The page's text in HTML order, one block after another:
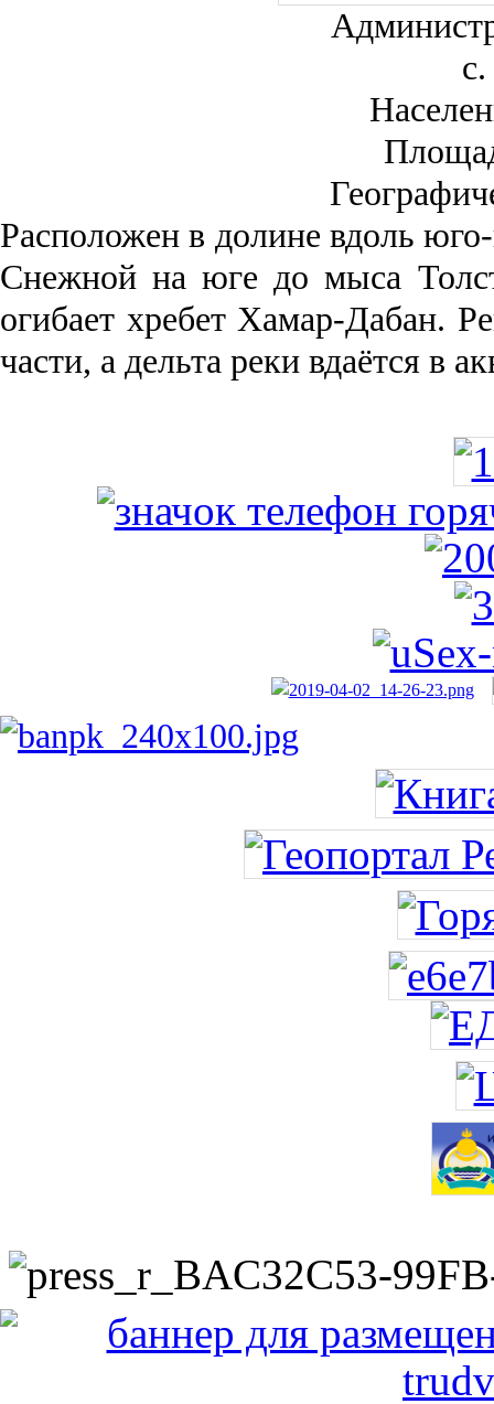
Рас­положен в долине вдоль
Снежной на юге до мыса
огибает хребет Хамар-Дабан.
части, а дельта реки вда­ётся в